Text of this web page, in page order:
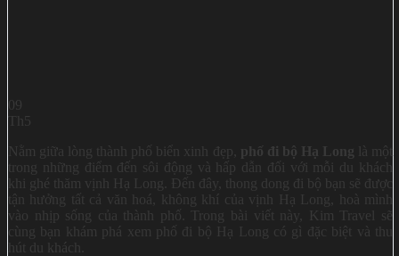
09
Th5
Nằm giữa lòng thành phố biển xinh đẹp, phố đi bộ Hạ Long là một
trong những điểm đến sôi động và hấp dẫn đối với mỗi du khách
khi ghé thăm vịnh Hạ Long. Đến đây, thong dong đi bộ bạn sẽ được
tận hưởng tất cả văn hoá, không khí của vịnh Hạ Long, hoà mình
vào nhịp sống của thành phố. Trong bài viết này, Kim Travel sẽ
cùng bạn khám phá xem phố đi bộ Hạ Long có gì đặc biệt và thu
hút du khách.